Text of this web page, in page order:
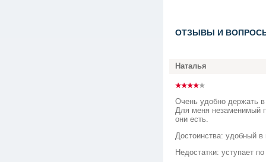
ОТЗЫВЫ И
Наталья
Очень удобно держать в
Для меня незаменимый
они есть.
Достоинства: удобный в
Недостатки: уступает